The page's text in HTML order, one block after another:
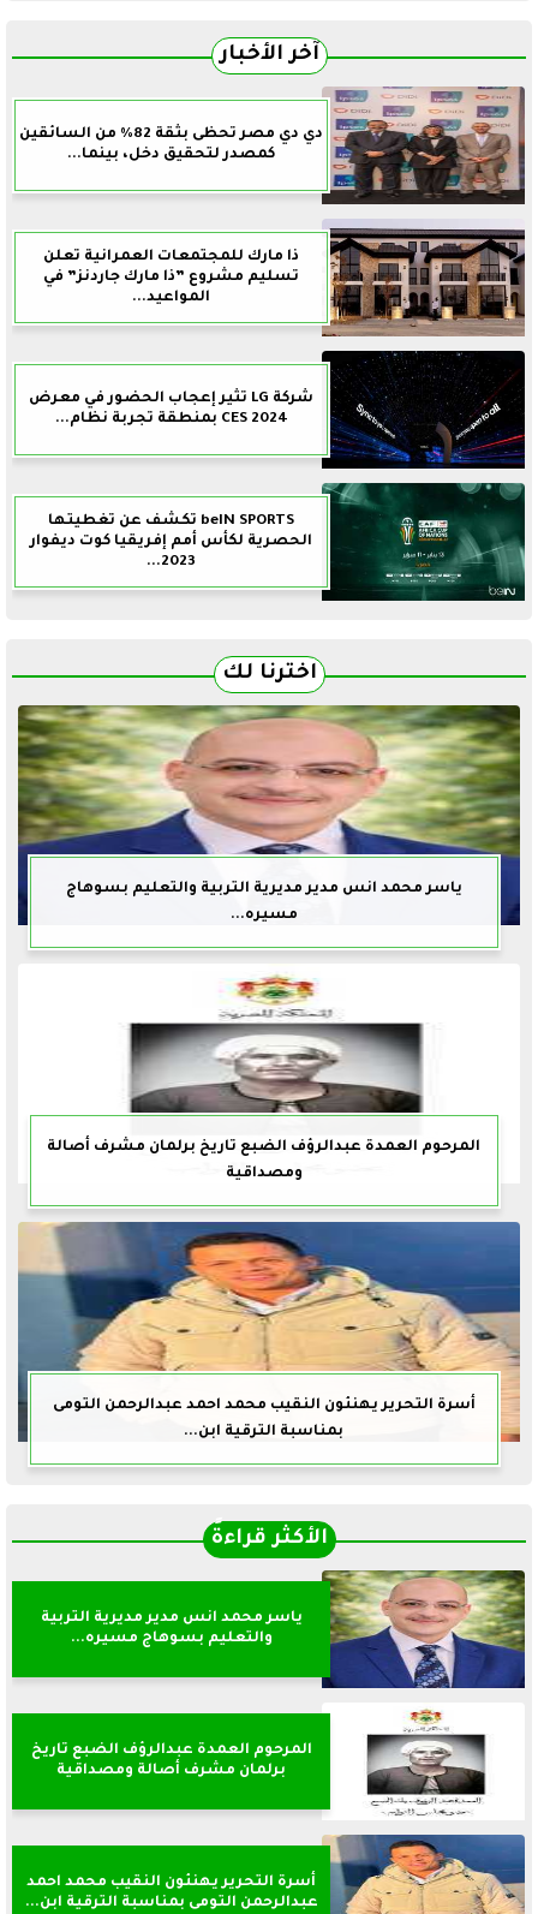
آخر الأخبار
دي دي مصر تحظى بثقة 82% من السائقين
كمصدر لتحقيق دخل، بينما...
ذا مارك للمجتمعات العمرانية تعلن
تسليم مشروع ”ذا مارك جاردنز” في
المواعيد...
شركة LG تثير إعجاب الحضور في معرض
CES 2024 بمنطقة تجربة نظام...
beIN SPORTS تكشف عن تغطيتها
الحصرية لكأس أمم إفريقيا كوت ديفوار
2023...
اخترنا لك
ياسر محمد انس مدير مديرية التربية والتعليم بسوهاج
مسيره...
المرحوم العمدة عبدالرؤف الضبع تاريخ برلمان مشرف أصالة
ومصداقية
أسرة التحرير يهنئون النقيب محمد احمد عبدالرحمن التومى
بمناسبة الترقية ابن...
الأكثر قراءةً
ياسر محمد انس مدير مديرية التربية
والتعليم بسوهاج مسيره...
المرحوم العمدة عبدالرؤف الضبع تاريخ
برلمان مشرف أصالة ومصداقية
أسرة التحرير يهنئون النقيب محمد احمد
عبدالرحمن التومى بمناسبة الترقية ابن...